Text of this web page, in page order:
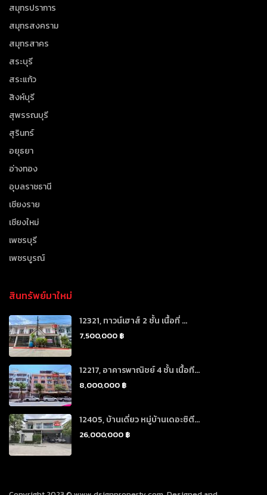
สมุทรปราการ
สมุทรสงคราม
สมุทรสาคร
สระบุรี
สระแก้ว
สิงห์บุรี
สุพรรณบุรี
สุรินทร์
อยุธยา
อ่างทอง
อุบลราชธานี
เชียงราย
เชียงใหม่
เพชรบุรี
เพชรบูรณ์
สินทรัพย์มาใหม่
12321, ทาวน์เฮาส์ 2 ชั้น เนื้อที่ ...
7,500,000 ฿
12217, อาคารพาณิชย์ 4 ชั้น เนื้อที...
8,000,000 ฿
12405, บ้านเดี่ยว หมู่บ้านเดอะซิตี...
26,000,000 ฿